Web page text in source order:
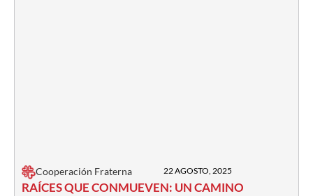
Cooperación Fraterna 22 AGOSTO, 2025
RAÍCES QUE CONMUEVEN: UN CAMINO